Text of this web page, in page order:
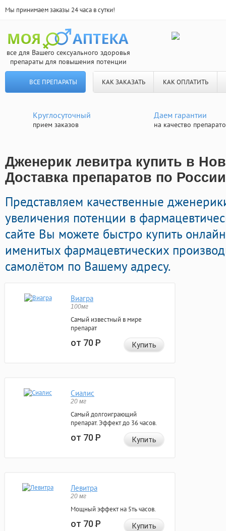
Мы принимаем заказы 24 часа в сутки!
все для Вашего сексуального здоровья
препараты для повышения потенции
ВСЕ ПРЕПАРАТЫ КАК ЗАКАЗАТЬ КАК ОПЛАТИТЬ
Круглосуточный
прием заказов
Даем гарантии
на качество
Дженерик левитра купить в
Доставка препаратов по России
Представляем качественные
увеличения потенции в
сайте Вы можете быстро купить
именитых фармацевтических
самолётом по Вашему адресу.
Виагра
100мг
Самый известный в мире
препарат
от 70Р Купить
Сиалис
20 мг
Самый долгоиграющий
препарат. Эффект до 36 часов.
от 70Р Купить
Левитра
20 мг
Мощный эффект на 5ть часов.
от 70Р Купить